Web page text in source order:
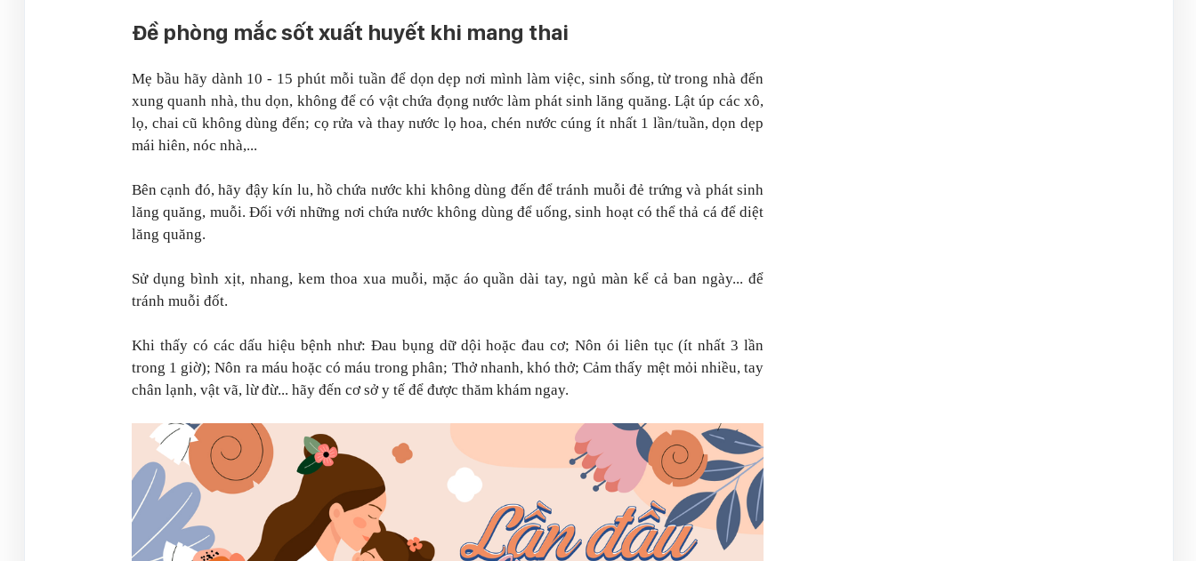
Đề phòng mắc sốt xuất huyết khi mang thai
Mẹ bầu hãy dành 10 - 15 phút mỗi tuần để dọn dẹp nơi mình làm việc, sinh sống, từ trong nhà đến
xung quanh nhà, thu dọn, không để có vật chứa đọng nước làm phát sinh lăng quăng. Lật úp các xô,
lọ, chai cũ không dùng đến; cọ rửa và thay nước lọ hoa, chén nước cúng ít nhất 1 lần/tuần, dọn dẹp
mái hiên, nóc nhà,...
Bên cạnh đó, hãy đậy kín lu, hồ chứa nước khi không dùng đến để tránh muỗi đẻ trứng và phát sinh
lăng quăng, muỗi. Đối với những nơi chứa nước không dùng để uống, sinh hoạt có thể thả cá để diệt
lăng quăng.
Sử dụng bình xịt, nhang, kem thoa xua muỗi, mặc áo quần dài tay, ngủ màn kể cả ban ngày... để
tránh muỗi đốt.
Khi thấy có các dấu hiệu bệnh như: Đau bụng dữ dội hoặc đau cơ; Nôn ói liên tục (ít nhất 3 lần
trong 1 giờ); Nôn ra máu hoặc có máu trong phân; Thở nhanh, khó thở; Cảm thấy mệt mỏi nhiều, tay
chân lạnh, vật vã, lừ đừ... hãy đến cơ sở y tế để được thăm khám ngay.